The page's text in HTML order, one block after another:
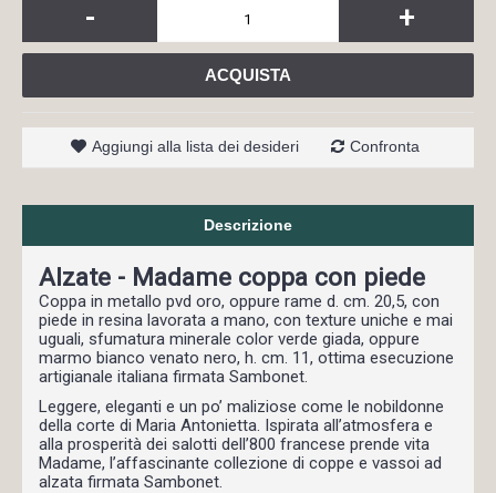
- +
ACQUISTA
Aggiungi alla lista dei desideri Confronta
Descrizione
Alzate - Madame coppa con piede
Coppa in metallo pvd oro, oppure rame d. cm. 20,5, con
piede in resina lavorata a mano, con texture uniche e mai
uguali, sfumatura minerale color verde giada, oppure
marmo bianco venato nero, h. cm. 11, ottima esecuzione
artigianale italiana firmata Sambonet.
Leggere, eleganti e un po’ maliziose come le nobildonne
della corte di Maria Antonietta. Ispirata all’atmosfera e
alla prosperità dei salotti dell’800 francese prende vita
Madame, l’affascinante collezione di coppe e vassoi ad
alzata firmata Sambonet.